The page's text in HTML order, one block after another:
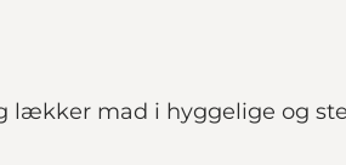
lækker mad i hyggelige og